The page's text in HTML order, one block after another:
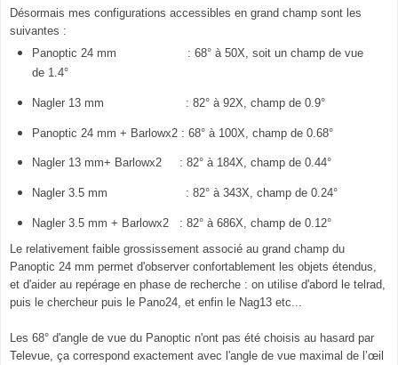
Désormais mes configurations accessibles en grand champ sont les
suivantes :
Panoptic 24 mm : 68° à 50X, soit un champ de vue
de 1.4°
Nagler 13 mm : 82° à 92X, champ de 0.9°
Panoptic 24 mm + Barlowx2 : 68° à 100X, champ de 0.68°
Nagler 13 mm+ Barlowx2 : 82° à 184X, champ de 0.44°
Nagler 3.5 mm : 82° à 343X, champ de 0.24°
Nagler 3.5 mm + Barlowx2 : 82° à 686X, champ de 0.12°
Le relativement faible grossissement associé au grand champ du
Panoptic 24 mm permet d'observer confortablement les objets étendus,
et d'aider au repérage en phase de recherche : on utilise d'abord le telrad,
puis le chercheur puis le Pano24, et enfin le Nag13 etc...
Les 68° d'angle de vue du Panoptic n'ont pas été choisis au hasard par
Televue, ça correspond exactement avec l'angle de vue maximal de l’œil